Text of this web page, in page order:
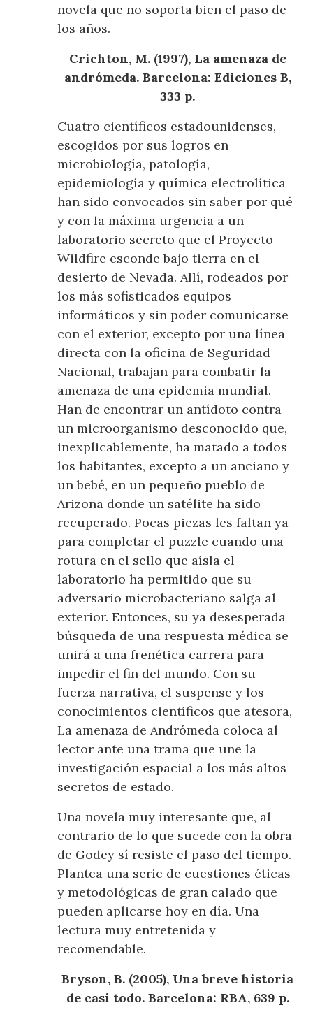
novela que no soporta bien el paso de
los años.
Crichton, M. (1997), La amenaza de
andrómeda. Barcelona: Ediciones B,
333 p.
Cuatro científicos estadounidenses,
escogidos por sus logros en
microbiología, patología,
epidemiología y química electrolítica
han sido convocados sin saber por qué
y con la máxima urgencia a un
laboratorio secreto que el Proyecto
Wildfire esconde bajo tierra en el
desierto de Nevada. Allí, rodeados por
los más sofisticados equipos
informáticos y sin poder comunicarse
con el exterior, excepto por una línea
directa con la oficina de Seguridad
Nacional, trabajan para combatir la
amenaza de una epidemia mundial.
Han de encontrar un antídoto contra
un microorganismo desconocido que,
inexplicablemente, ha matado a todos
los habitantes, excepto a un anciano y
un bebé, en un pequeño pueblo de
Arizona donde un satélite ha sido
recuperado. Pocas piezas les faltan ya
para completar el puzzle cuando una
rotura en el sello que aísla el
laboratorio ha permitido que su
adversario microbacteriano salga al
exterior. Entonces, su ya desesperada
búsqueda de una respuesta médica se
unirá a una frenética carrera para
impedir el fin del mundo. Con su
fuerza narrativa, el suspense y los
conocimientos científicos que atesora,
La amenaza de Andrómeda coloca al
lector ante una trama que une la
investigación espacial a los más altos
secretos de estado.
Una novela muy interesante que, al
contrario de lo que sucede con la obra
de Godey sí resiste el paso del tiempo.
Plantea una serie de cuestiones éticas
y metodológicas de gran calado que
pueden aplicarse hoy en día. Una
lectura muy entretenida y
recomendable.
Bryson, B. (2005), Una breve historia
de casi todo. Barcelona: RBA, 639 p.